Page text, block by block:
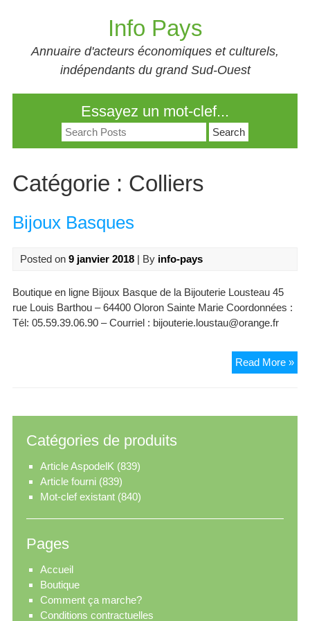
Info Pays
Annuaire d'acteurs économiques et culturels,
indépendants du grand Sud-Ouest
Essayez un mot-clef...
Search
for:
Catégorie : Colliers
Bijoux Basques
Posted on 9 janvier 2018| By info-pays
Boutique en ligne Bijoux Basque de la Bijouterie Lousteau 45
rue Louis Barthou – 64400 Oloron Sainte Marie Coordonnées :
Tél: 05.59.39.06.90 – Courriel : bijouterie.loustau@orange.fr
Read More »
Catégories de produits
Article AspodelK (839)
Article fourni (839)
Mot-clef existant (840)
Pages
Accueil
Boutique
Comment ça marche?
Conditions contractuelles